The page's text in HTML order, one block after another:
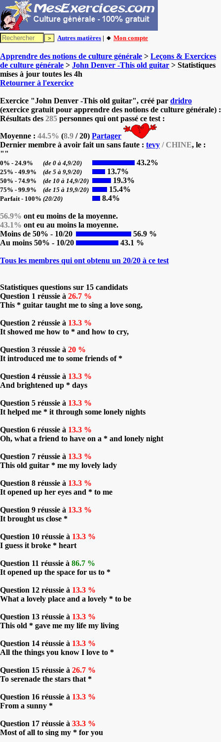
Autres matières | 🔸 Mon compte
Apprendre des notions de culture générale > Leçons & Exercices
de culture générale > John Denver -This old guitar > Statistiques
mises à jour toutes les 4h
Retourner à l'exercice
Exercice "John Denver -This old guitar", créé par dridro
(exercice gratuit pour apprendre des notions de culture générale) :
Résultats des 285 personnes qui ont passé ce test :
Moyenne : 44.5% (8.9 / 20) Partager
Dernier membre à avoir fait un sans faute : tevy / CHINE, le :
""
0% - 24.9% (de 0 à 4,9/20) 43.2%
25% - 49.9% (de 5 à 9,9/20) 13.7%
50% - 74.9% (de 10 à 14,9/20) 19.3%
75% - 99.9% (de 15 à 19,9/20) 15.4%
Parfait - 100% (20/20) 8.4%
56.9% ont eu moins de la moyenne.
43.1% ont eu au moins la moyenne.
Moins de 50% - 10/20
56.9 %
Au moins 50% - 10/20
43.1 %
Tous les membres qui ont obtenu un 20/20 à ce test
Statistiques questions sur 15 candidats
Question 1 réussie à 26.7 %
This * guitar taught me to sing a love song,
Question 2 réussie à 13.3 %
It showed me how to * and how to cry,
Question 3 réussie à 20 %
It introduced me to some friends of *
Question 4 réussie à 13.3 %
And brightened up * days
Question 5 réussie à 13.3 %
It helped me * it through some lonely nights
Question 6 réussie à 13.3 %
Oh, what a friend to have on a * and lonely night
Question 7 réussie à 13.3 %
This old guitar * me my lovely lady
Question 8 réussie à 13.3 %
It opened up her eyes and * to me
Question 9 réussie à 13.3 %
It brought us close *
Question 10 réussie à 13.3 %
I guess it broke * heart
Question 11 réussie à 86.7 %
It opened up the space for us to *
Question 12 réussie à 13.3 %
What a lovely place and a lovely * to be
Question 13 réussie à 13.3 %
This old * gave me my life my living
Question 14 réussie à 13.3 %
All the things you know I love to *
Question 15 réussie à 26.7 %
To serenade the stars that *
Question 16 réussie à 13.3 %
From a sunny *
Question 17 réussie à 33.3 %
Most of all to sing my * for you